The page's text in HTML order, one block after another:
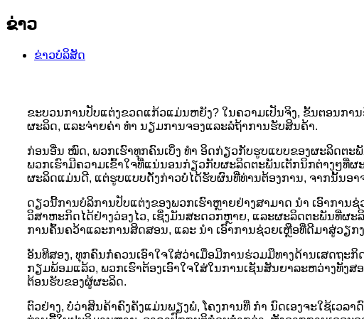
ຂ່າວ
ຂ່າວບໍລິສັດ
ຂະບວນການປັບແຕ່ງຂວດແກ້ວແມ່ນຫຍັງ? ໃນຄວາມເປັນຈິງ, ຂັ້ນຕອນກ
ຜະລິດ, ແລະຈ່າຍຄ່າ ທຳ ນຽມການຈອງແລະລໍຖ້າການຮັບສິນຄ້າ.
ກ່ອນອື່ນ ໝົດ, ພວກເຮົາທຸກຄົນເບິ່ງ ທຳ ອິດກ່ຽວກັບຮູບແບບຂອງຜະລິດຕ
ພວກເຮົາມີຄວາມເຂົ້າໃຈທີ່ແນ່ນອນກ່ຽວກັບຜະລິດຕະພັນເຕັກນິກຕ່າງໆທີ່
ຜະລິດແມ່ນດີ, ແຕ່ຮູບແບບດັ່ງກ່າວບໍ່ໄດ້ຮັບຜົນທີ່ທ່ານຕ້ອງການ, ຈາກນັ້ນອ
ດຽວນີ້ການບໍລິການປັບແຕ່ງຂອງພວກເຮົາຫຼາຍຢ່າງສາມາດ ນຳ ເອົາກາ
ວິສາຫະກິດໄດ້ຢ່າງວ່ອງໄວ, ເຊິ່ງມັນສະດວກຫຼາຍ, ແລະຜະລິດຕະພັນທີ່
ການຄົ້ນຄວ້າແລະການສິດສອນ, ແລະ ນຳ ເອົາການຊ່ວຍເຫຼືອທີ່ດີມາສູ່ວຽກ
ອັນທີສອງ, ທຸກຄົນກໍ່ຄວນເອົາໃຈໃສ່ວ່າເມື່ອມີການຮ່ວມມືທາງດ້ານເສດຖ
ກຽມພ້ອມແລ້ວ, ພວກເຮົາຕ້ອງເອົາໃຈໃສ່ໃນການເຊັນສັນຍາລະຫວ່າງທັງ
ຕ້ອນຮັບຂອງຜູ້ຜະລິດ.
ຕົວຢ່າງ, ບໍ່ວ່າສິນຄ້າຄົງຄັງແມ່ນພຽງພໍ, ໂຄງການທີ່ ກຳ ນົດເອງຈະໃຊ້ເວລ